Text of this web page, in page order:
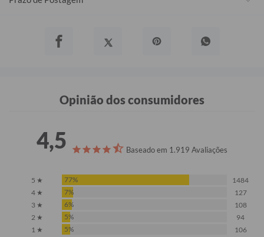
Opinião dos consumidores
4,5 Baseado em 1.919 Avaliações
5 ★ 77%
1484
4 ★
7%
127
3 ★
6%
108
2 ★
5%
94
1 ★
5% 106